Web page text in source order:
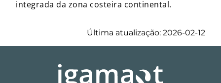
integrada da zona costeira continental.
Última atualização: 2026-02-12